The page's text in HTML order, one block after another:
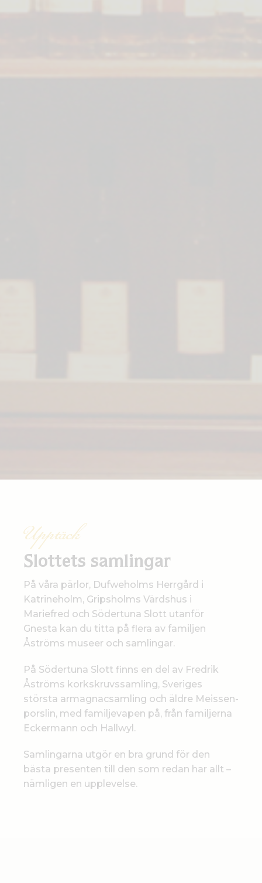
Upptäck
Slottets samlingar
På våra pärlor, Dufweholms Herrgård i
Katrineholm, Gripsholms Värdshus i
Mariefred och Södertuna Slott utanför
Gnesta kan du titta på flera av familjen
Åströms museer och samlingar.
På Södertuna Slott finns en del av Fredrik
Åströms korkskruvssamling, Sveriges
största armagnacsamling och äldre Meissen-
porslin, med familjevapen på, från familjerna
Eckermann och Hallwyl.
Samlingarna utgör en bra grund för den
bästa presenten till den som redan har allt –
nämligen en upplevelse.